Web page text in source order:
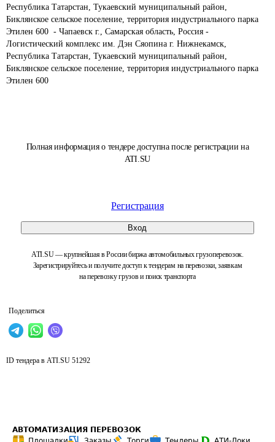
Полная информация о тендере доступна после регистрации на
ATI.SU
Регистрация
Вход
ATI.SU — крупнейшая в России биржа автомобильных грузоперевозок.
Зарегистрируйтесь и получите доступ к тендерам на перевозки, заявкам
на перевозку грузов и поиск транспорта
Поделиться
Республика Татарстан, Тукаевский муниципальный район,
Биклянское сельское поселение, территория индустриального парка
Этилен 600  - Чапаевск г., Самарская область, Россия -
Логистический комплекс им. Дэн Сяопина г. Нижнекамск,
Республика Татарстан, Тукаевский муниципальный район,
Биклянское сельское поселение, территория индустриального парка
Этилен 600
ID тендера в ATI.SU 51292
АВТОМАТИЗАЦИЯ ПЕРЕВОЗОК